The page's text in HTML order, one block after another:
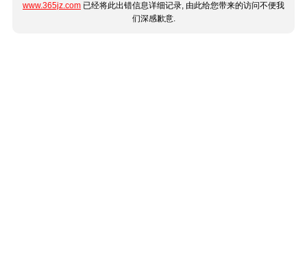
www.365jz.com 已经将此出错信息详细记录, 由此给您带来的访问不便我
们深感歉意.